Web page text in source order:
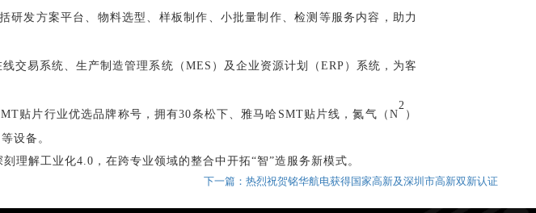
发方案平台、物料选型、样板制作、小批量制作、检测等服务内容，助力
易系统、生产制造管理系统（MES）及企业资源计划（ERP）系统，为客
贴片行业优选品牌称号，拥有30条松下、雅马哈SMT贴片线，氮气（N
2
）
设备。
解工业化4.0，在跨专业领域的整合中开拓“智”造服务新模式。
下一篇：热烈祝贺铭华航电获得国家高新及深圳市高新双新认证